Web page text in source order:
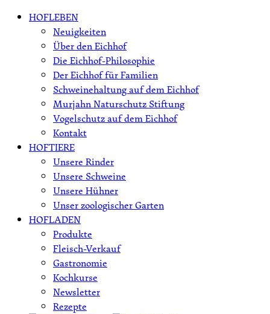
Skip HOFLEBEN
Neuigkeiten
Über den Eichhof
Die Eichhof-Philosophie
Der Eichhof für Familien
Schweinehaltung auf dem Eichhof
Murjahn Naturschutz Stiftung
Vogelschutz auf dem Eichhof
Kontakt
HOFTIERE
Unsere Rinder
Unsere Schweine
Unsere Hühner
Unser zoologischer Garten
HOFLADEN
Produkte
Fleisch-Verkauf
Gastronomie
Kochkurse
Newsletter
Rezepte